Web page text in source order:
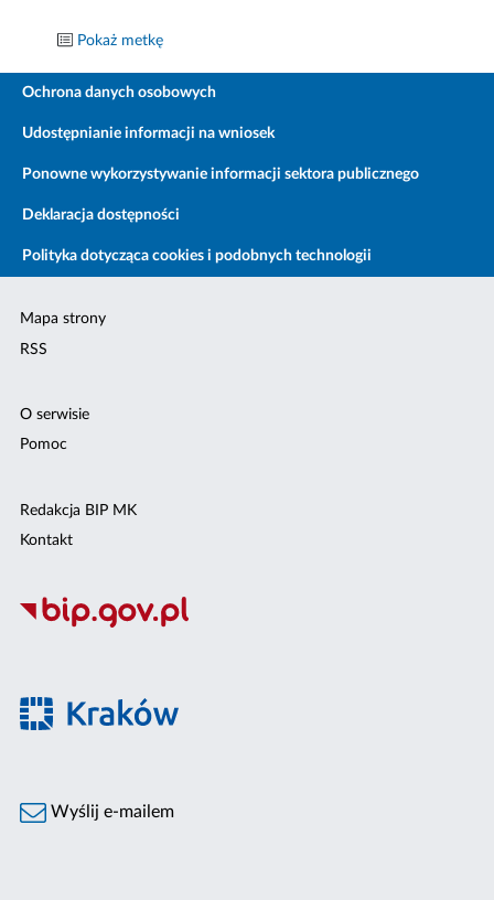
Pokaż metkę
Ochrona danych osobowych
Udostępnianie informacji na wniosek
Ponowne wykorzystywanie informacji sektora publicznego
Deklaracja dostępności
Polityka dotycząca cookies i podobnych technologii
Mapa strony
RSS
O serwisie
Pomoc
Redakcja BIP MK
Kontakt
Wyślij e-mailem